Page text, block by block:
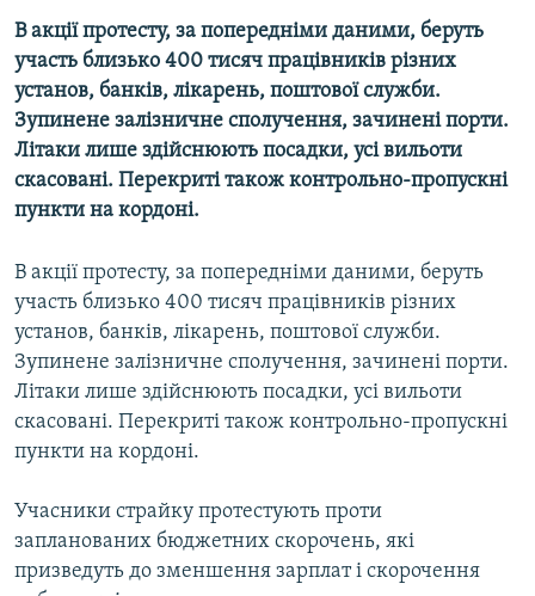
СВІТ
КИТАЙ.ВИКЛИКИ
МУЛЬТИМЕДІА
ФОТО
СПЕЦПРОЄКТИ
ПОДКАСТИ
КРИМ РЕАЛІЇ
РУС
УКР
КТАТ
ДОЛУЧАЙСЯ!
В акції протесту, за попередніми даними, беруть
участь близько 400 тисяч працівників різних
установ, банків, лікарень, поштової служби.
Зупинене залізничне сполучення, зачинені порти.
Літаки лише здійснюють посадки, усі вильоти
скасовані. Перекриті також контрольно-пропускні
пункти на кордоні.
В акції протесту, за попередніми даними, беруть
участь близько 400 тисяч працівників різних
установ, банків, лікарень, поштової служби.
Зупинене залізничне сполучення, зачинені порти.
Літаки лише здійснюють посадки, усі вильоти
скасовані. Перекриті також контрольно-пропускні
пункти на кордоні.
Учасники страйку протестують проти
запланованих бюджетних скорочень, які
призведуть до зменшення зарплат і скорочення